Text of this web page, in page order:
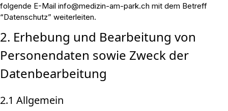
folgende E-Mail info@medizin-am-park.ch mit dem Betreff
“Datenschutz” weiterleiten.
2. Erhebung und Bearbeitung von
Personendaten sowie Zweck der
Datenbearbeitung
2.1 Allgemein